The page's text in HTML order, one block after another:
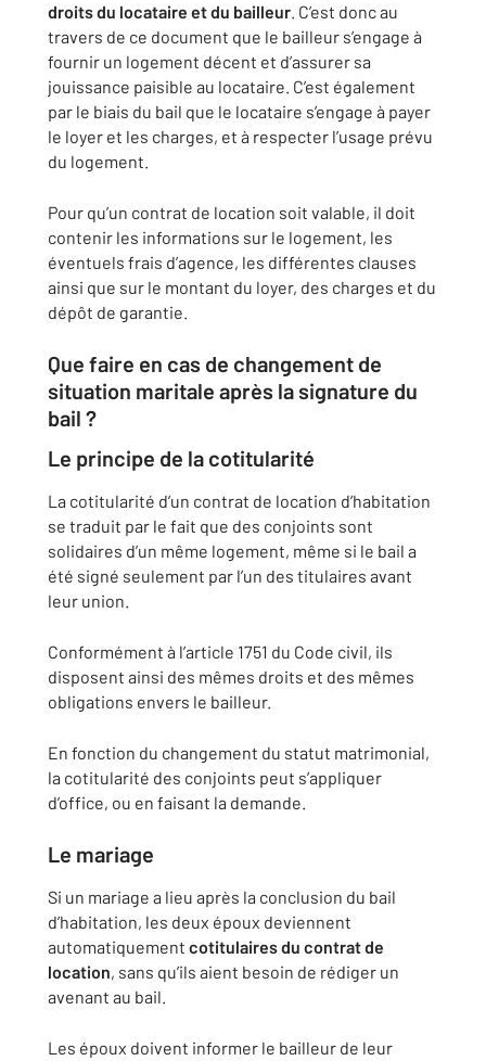
droits du locataire et du bailleur. C’est donc au
travers de ce document que le bailleur s’engage à
fournir un logement décent et d’assurer sa
jouissance paisible au locataire. C’est également
par le biais du bail que le locataire s’engage à payer
le loyer et les charges, et à respecter l’usage prévu
du logement.
Pour qu’un contrat de location soit valable, il doit
contenir les informations sur le logement, les
éventuels frais d’agence, les différentes clauses
ainsi que sur le montant du loyer, des charges et du
dépôt de garantie.
Que faire en cas de changement de
situation maritale après la signature du
bail ?
Le principe de la cotitularité
La cotitularité d’un contrat de location d’habitation
se traduit par le fait que des conjoints sont
solidaires d’un même logement, même si le bail a
été signé seulement par l’un des titulaires avant
leur union.
Conformément à l’article 1751 du Code civil, ils
disposent ainsi des mêmes droits et des mêmes
obligations envers le bailleur.
En fonction du changement du statut matrimonial,
la cotitularité des conjoints peut s’appliquer
d’office, ou en faisant la demande.
Le mariage
Si un mariage a lieu après la conclusion du bail
d’habitation, les deux époux deviennent
automatiquement cotitulaires du contrat de
location, sans qu’ils aient besoin de rédiger un
avenant au bail.
Les époux doivent informer le bailleur de leur